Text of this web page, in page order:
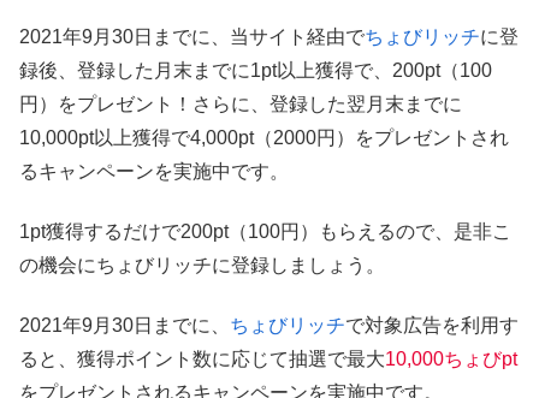
2021年9月30日までに、当サイト経由でちょびリッチに登
録後、登録した月末までに1pt以上獲得で、200pt（100
円）をプレゼント！さらに、登録した翌月末までに
10,000pt以上獲得で4,000pt（2000円）をプレゼントされ
るキャンペーンを実施中です。
1pt獲得するだけで200pt（100円）もらえるので、是非こ
の機会にちょびリッチに登録しましょう。
2021年9月30日までに、 ちょびリッチで対象広告を利用す
ると、獲得ポイント数に応じて抽選で最大10,000ちょびpt
をプレゼントされるキャンペーンを実施中です。